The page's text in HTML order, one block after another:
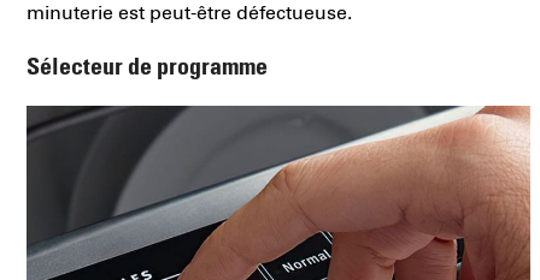
minuterie est peut-être défectueuse.
Sélecteur de programme